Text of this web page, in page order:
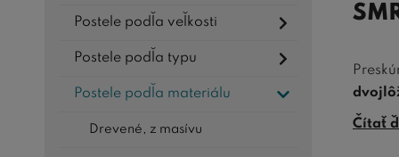
S
Čítať
Postele podľa veľkosti
Postele podľa typu
Postele podľa materiálu
Drevené, z masívu